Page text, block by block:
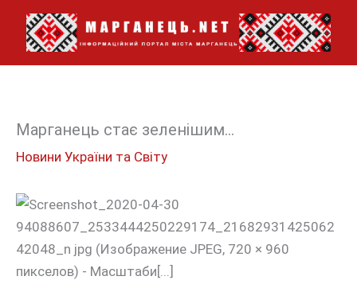
Перейти
вмісту
Марганець стає зеленішим…
Новини України та Світу